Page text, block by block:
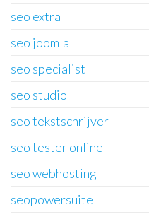
seo extra
seo joomla
seo specialist
seo studio
seo tekstschrijver
seo tester online
seo webhosting
seopowersuite